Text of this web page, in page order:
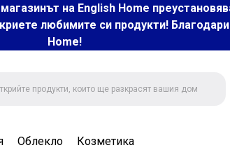
на English Home
любимите си продукти!
Home!
Облекло Козметика